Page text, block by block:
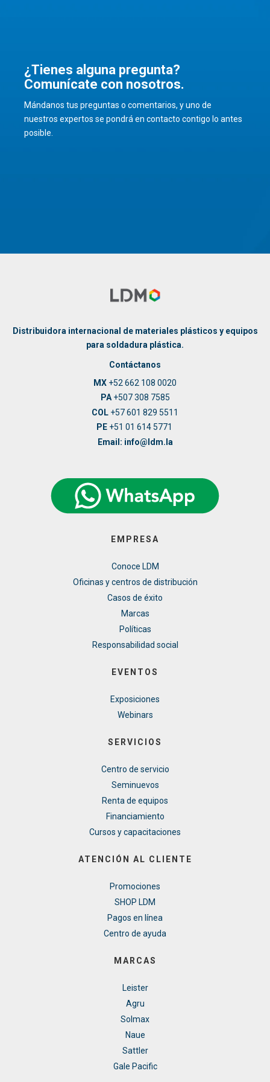
¿Tienes alguna pregunta?
Comunícate con nosotros.
Mándanos tus preguntas o comentarios, y uno de
nuestros expertos se pondrá en contacto contigo lo antes
posible.
Distribuidora internacional de materiales plásticos y equipos
para soldadura plástica.
Contáctanos
MX +52 662 108 0020
PA+507 308 7585
COL +57 601 829 5511
PE +51 01 614 5771
Email: info@ldm.la
EMPRESA
Conoce LDM
Oficinas y centros de distribución
Casos de éxito
Marcas
Políticas
Responsabilidad social
EVENTOS
Exposiciones
Webinars
SERVICIOS
Centro de servicio
Seminuevos
Renta de equipos
Financiamiento
Cursos y capacitaciones
ATENCIÓN AL CLIENTE
Promociones
SHOP LDM
Pagos en línea
Centro de ayuda
MARCAS
Leister
Agru
Solmax
Naue
Sattler
Gale Pacific